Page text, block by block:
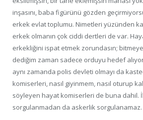
inşasını, baba figürünü gözden
erkek evlat toplumu. Nimetleri yüzünden
erkek olmanın çok ciddi dertleri de var.
erkekliğini ispat etmek zorundasın;
dediğim zaman sadece orduyu hedef
aynı zamanda polis devleti olmayı da
komiserleri, nasıl giyinmem, nasıl oturup
söyleyen hayat komiserleri de buna dahil.
sorgulanmadan da askerlik sorgulanamaz.